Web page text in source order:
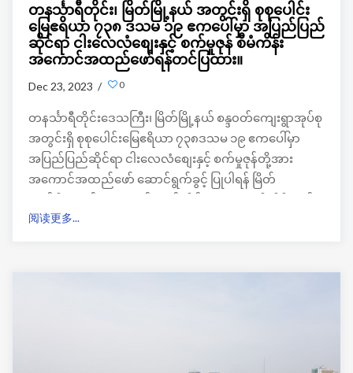
တနင်္သာရီတိုင်း၊ မြိတ်မြို့နယ် အတွင်းရှိ စုစုပေါင်း
မြေဧရိယာ ၇၃၈ ဒသမ ၁၉ ဧကပေါ်မှာ အပြည်ပြည်
ဆိုင်ရာ ငါးလေလံစျေးနှင့် စက်မှုဇုန် စီမံကိန်း
အကောင်အထည်ဖော်ရန်တင်ပြထား။
Dec 23, 2023 / 0
တနင်္သာရီတိုင်းဒေသကြီး၊ မြိတ်မြို့နယ် စန္ဒ၀တ်ကျေးရွာအုပ်စု
အတွင်းရှိ စုစုပေါင်းမြေဧရိယာ ၇၃၈ဒသမ ၁၉ ဧကပေါ်မှာ
အပြည်ပြည်ဆိုင်ရာ ငါးလေလံစျေးနှင့် စက်မှုဇုန်တို့အား
အကောင်အထည်ဖော် ဆောင်ရွက်ခွင့် ပြုပါရန် မြိတ်
တင်ပြလာမှုအပေါ် တိုင်းဒေသကြီးအစိုးရအဖွဲ့ကပြည်ထောင်စု
阅读更多...